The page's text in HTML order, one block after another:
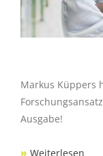
Markus Küppers
Ausgabe!
» Weiterlesen